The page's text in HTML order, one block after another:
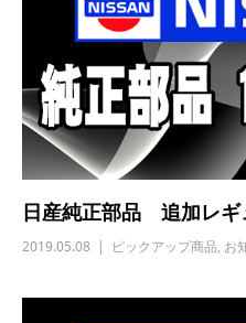
日産純正部品 追加レギ
2019.05.08 ピックアップ商品, お